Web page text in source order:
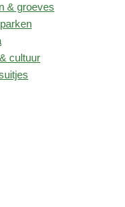
& groeves
cultuur